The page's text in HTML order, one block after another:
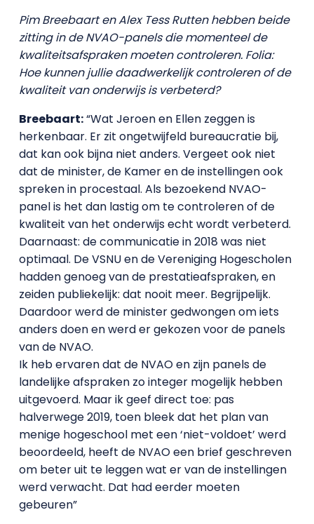
Pim Breebaart en Alex Tess Rutten hebben beide
zitting in de NVAO-panels die momenteel de
kwaliteitsafspraken moeten controleren. Folia:
Hoe kunnen jullie daadwerkelijk controleren of de
kwaliteit van onderwijs is verbeterd?
Breebaart:“Wat Jeroen en Ellen zeggen is
herkenbaar. Er zit ongetwijfeld bureaucratie bij,
dat kan ook bijna niet anders. Vergeet ook niet
dat de minister, de Kamer en de instellingen ook
spreken in procestaal. Als bezoekend NVAO-
panel is het dan lastig om te controleren of de
kwaliteit van het onderwijs echt wordt verbeterd.
Daarnaast: de communicatie in 2018 was niet
optimaal. De VSNU en de Vereniging Hogescholen
hadden genoeg van de prestatieafspraken, en
zeiden publiekelijk: dat nooit meer. Begrijpelijk.
Daardoor werd de minister gedwongen om iets
anders doen en werd er gekozen voor de panels
van de NVAO.
Ik heb ervaren dat de NVAO en zijn panels de
landelijke afspraken zo integer mogelijk hebben
uitgevoerd. Maar ik geef direct toe: pas
halverwege 2019, toen bleek dat het plan van
menige hogeschool met een ‘niet-voldoet’ werd
beoordeeld, heeft de NVAO een brief geschreven
om beter uit te leggen wat er van de instellingen
werd verwacht. Dat had eerder moeten
gebeuren”